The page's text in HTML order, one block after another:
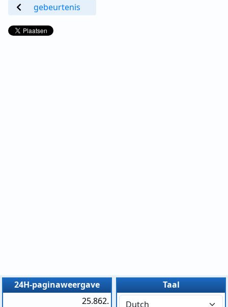
gebeurtenis
24H-paginaweergave
25.862.
Taal